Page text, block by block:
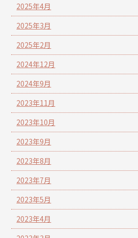
2025年4月
2025年3月
2025年2月
2024年12月
2024年9月
2023年11月
2023年10月
2023年9月
2023年8月
2023年7月
2023年5月
2023年4月